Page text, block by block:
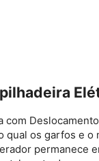
com
qual os garfos e
permanece